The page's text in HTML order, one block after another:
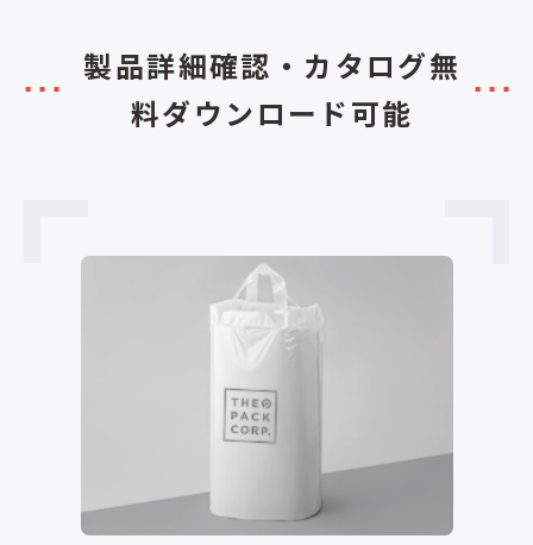
製品詳細確認・カタログ無
料ダウンロード可能